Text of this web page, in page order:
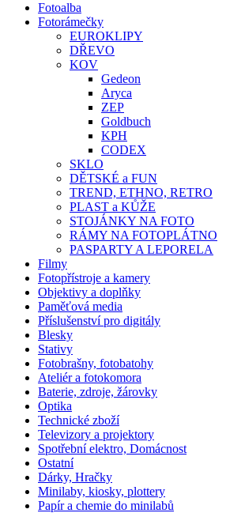
Fotoalba
Fotorámečky
EUROKLIPY
DŘEVO
KOV
Gedeon
Aryca
ZEP
Goldbuch
KPH
CODEX
SKLO
DĚTSKÉ a FUN
TREND, ETHNO, RETRO
PLAST a KŮŽE
STOJÁNKY NA FOTO
RÁMY NA FOTOPLÁTNO
PASPARTY A LEPORELA
Filmy
Fotopřístroje a kamery
Objektivy a doplňky
Paměťová media
Příslušenství pro digitály
Blesky
Stativy
Fotobrašny, fotobatohy
Ateliér a fotokomora
Baterie, zdroje, žárovky
Optika
Technické zboží
Televizory a projektory
Spotřební elektro, Domácnost
Ostatní
Dárky, Hračky
Minilaby, kiosky, plottery
Papír a chemie do minilabů